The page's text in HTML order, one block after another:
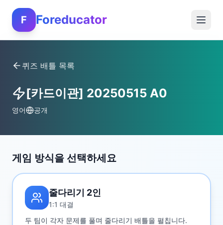
F Foreducator
퀴즈 배틀 목록
[카드이관] 20250515 A0
영어 공개
게임 방식을 선택하세요
줄다리기 2인
1:1 대결
두 팀이 각자 문제를 풀며 줄다리기 배틀을 펼칩니다.